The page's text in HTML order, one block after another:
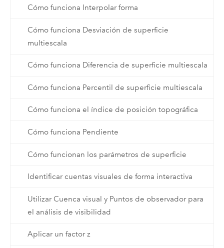
Cómo funciona Interpolar forma
Cómo funciona Desviación de superficie
multiescala
Cómo funciona Diferencia de superficie multiescala
Cómo funciona Percentil de superficie multiescala
Cómo funciona el índice de posición topográfica
Cómo funciona Pendiente
Cómo funcionan los parámetros de superficie
Identificar cuentas visuales de forma interactiva
Utilizar Cuenca visual y Puntos de observador para
el análisis de visibilidad
Aplicar un factor z